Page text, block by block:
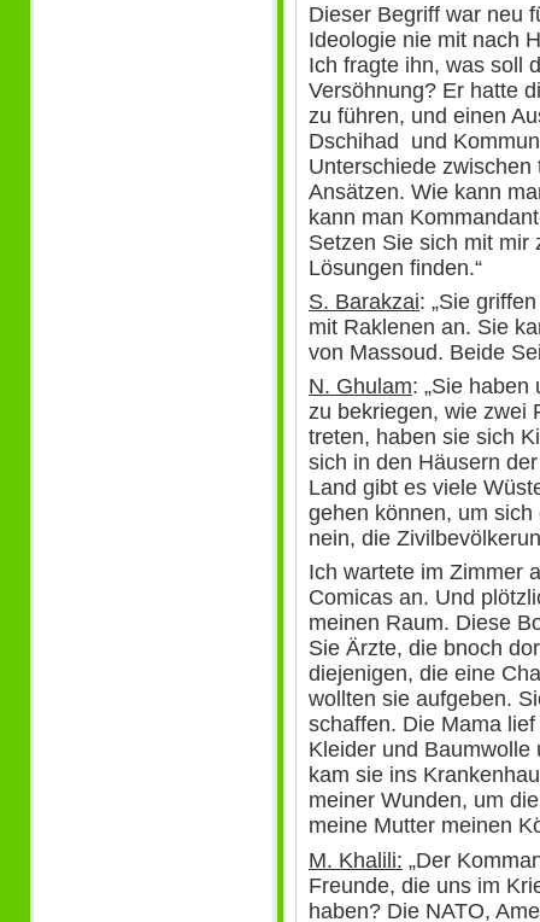
Dieser Begriff war neu
Ideologie nie mit nach
Ich fragte ihn, was soll
Versöhnung? Er hatte
zu führen, und einen
Dschihad und
Unterschiede
Ansätzen. Wie kann
kann man
Setzen Sie sich mit mir
Lösungen finden.“
S. Barakzai: „Sie
mit Raklenen an. Sie
von Massoud. Beide
N. Ghulam: „Sie
zu bekriegen, wie zwei
treten, haben sie sich
sich in den Häusern
Land gibt es viele
gehen können, um
nein, die
Ich wartete im Zimmer
Comicas an. Und
meinen Raum. Diese
Sie Ärzte, die bnoch
diejenigen, die eine
wollten sie aufgeben.
schaffen. Die Mama
Kleider und Baumwolle
kam sie ins
meiner Wunden, um
meine Mutter meinen
M. Khalili: „Der
Freunde, die uns im
haben? Die NATO,